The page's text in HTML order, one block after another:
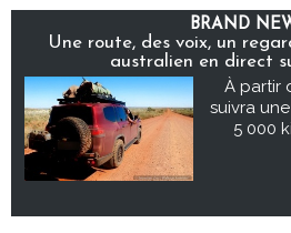
BRAND
Une route, des voix, un
australien en direct
À partir
suivra
5 000